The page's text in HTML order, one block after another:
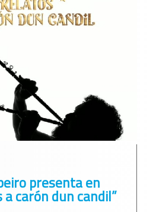
presenta en
a carón dun candil”